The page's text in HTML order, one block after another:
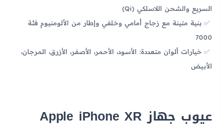
السريع والشحن اللاسلكي (Qi)
بنية متينة مع زجاج أمامي وخلفي وإطار من الألومنيوم فئة
7000
خيارات ألوان متعددة: الأسود، الأحمر، الأصفر، الأزرق، المرجان،
الأبيض
عيوب جهاز Apple iPhone XR